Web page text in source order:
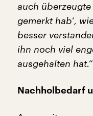
auch
gemerkt hab‘,
besser
ihn noch viel
ausgehalten hat.“
Nachholbedarf